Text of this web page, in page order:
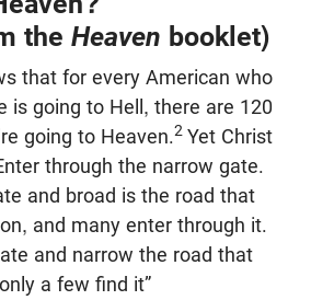
the Heaven booklet)
that for every American who
is going to Hell, there are 120
going to Heaven.2 Yet Christ
through the narrow gate.
and broad is the road that
and many enter through it.
and narrow the road that
a few find it”